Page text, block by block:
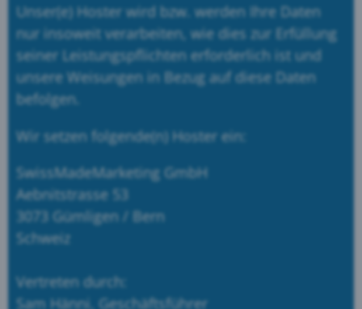
Unser(e) Hoster wird bzw. werden Ihre Daten
nur insoweit verarbeiten, wie dies zur Erfüllung
seiner Leistungspflichten erforderlich ist und
unsere Weisungen in Bezug auf diese Daten
befolgen.
Wir setzen folgende(n) Hoster ein:
SwissMadeMarketing GmbH
Aebnitstrasse 53
3073 Gümligen / Bern
Schweiz
Vertreten durch:
Sam Hänni, Geschäftsführer